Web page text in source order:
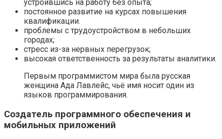
устроившись на работу без опыта;
постоянное развитие на курсах повышения
квалификации.
проблемы с трудоустройством в небольших
городах;
стресс из-за нервных перегрузок;
высокая ответственность за результаты аналитики.
Первым программистом мира была русская
женщина Ада Лавлейс, чьё имя носит один из
языков программирования.
Создатель программного обеспечения и
мобильных приложений